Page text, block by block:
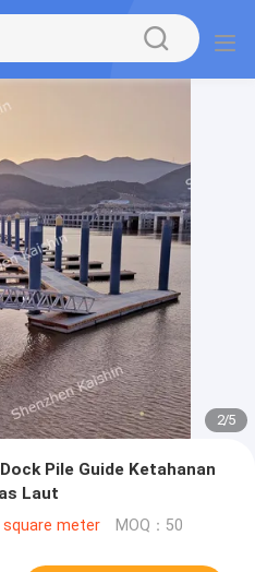
2/5
Pile Guide Ketahanan
Laut
square meter MOQ：50